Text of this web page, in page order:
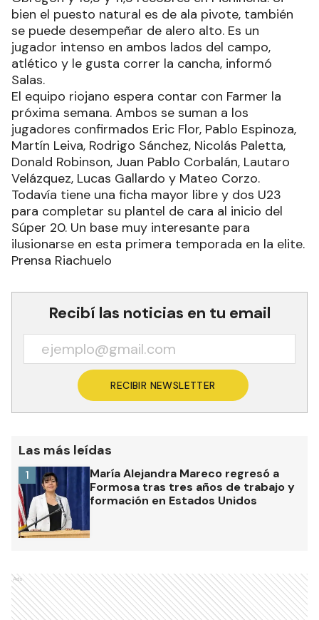
bien el puesto natural es de ala pivote, también
se puede desempeñar de alero alto. Es un
jugador intenso en ambos lados del campo,
atlético y le gusta correr la cancha, informó
Salas.
El equipo riojano espera contar con Farmer la
próxima semana. Ambos se suman a los
jugadores confirmados Eric Flor, Pablo Espinoza,
Martín Leiva, Rodrigo Sánchez, Nicolás Paletta,
Donald Robinson, Juan Pablo Corbalán, Lautaro
Velázquez, Lucas Gallardo y Mateo Corzo.
Todavía tiene una ficha mayor libre y dos U23
para completar su plantel de cara al inicio del
Súper 20. Un base muy interesante para
ilusionarse en esta primera temporada en la elite.
Prensa Riachuelo
Recibí las noticias en tu email
RECIBIR NEWSLETTER
Las más leídas
María Alejandra Mareco regresó a
Formosa tras tres años de trabajo y
formación en Estados Unidos
1
Ads